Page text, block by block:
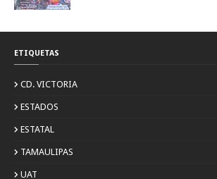
ETIQUETAS
CD. VICTORIA
ESTADOS
ESTATAL
TAMAULIPAS
UAT